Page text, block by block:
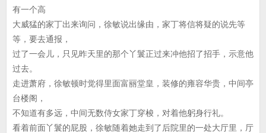
有一个高
大威猛的家丁出来询问，徐敏说出缘由，家丁将信将疑的说先等
等，要去通报，
过了一会儿，只见昨天里的那个丫鬟正过来冲他招了招手，示意他
过去。
走进萧府，徐敏顿时觉得里面富丽堂皇，装修的雍容华贵，中间亭
台楼阁，
不知道有多远，中间无数侍女家丁穿梭，对着他躬身行礼。
看着前面丫鬟的屁股，徐敏随着她走到了后院里的一处大厅里，厅